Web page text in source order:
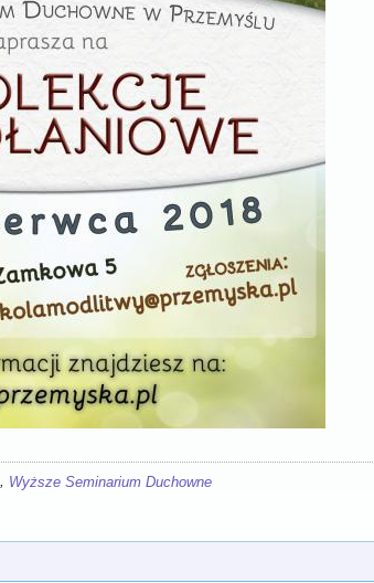
Wyższe Seminarium Duchowne